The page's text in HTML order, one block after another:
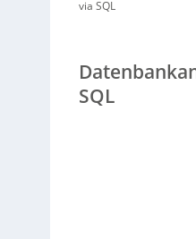
via SQL
SQL